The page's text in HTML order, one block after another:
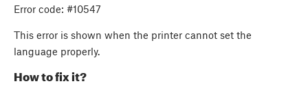
Error code: #10547
This error is shown when the printer cannot set the
language properly.
How to fix it?